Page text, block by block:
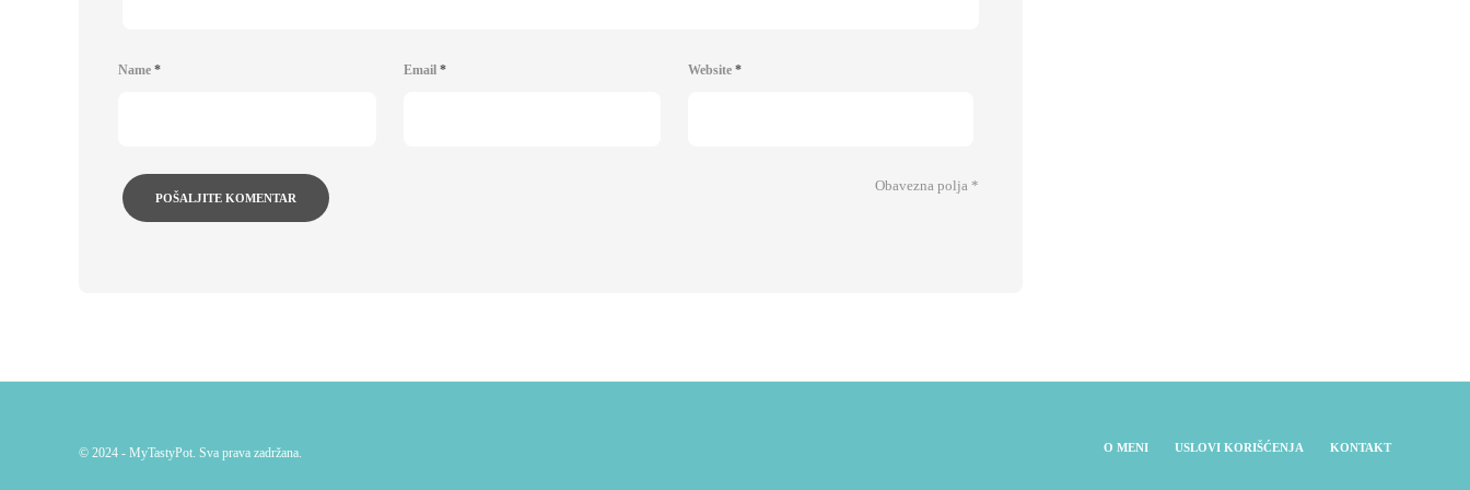
Name * Email * Website*
Obavezna polja *
© 2024 - MyTastyPot. Sva prava zadržana. O MENI USLOVI KORIŠĆENJA KONTAKT